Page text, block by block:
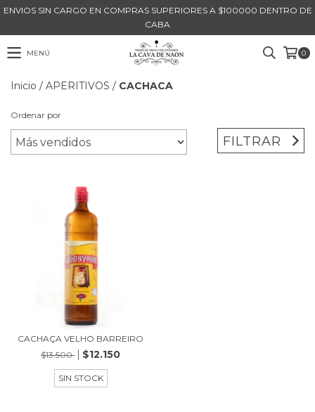
ENVIOS SIN CARGO EN COMPRAS SUPERIORES A $100000 DENTRO DE
CABA
MENÚ 0
Inicio / APERITIVOS / CACHACA
Ordenar por
FILTRAR
CACHAÇA VELHO BARREIRO
$13.500
$12.150
SIN STOCK